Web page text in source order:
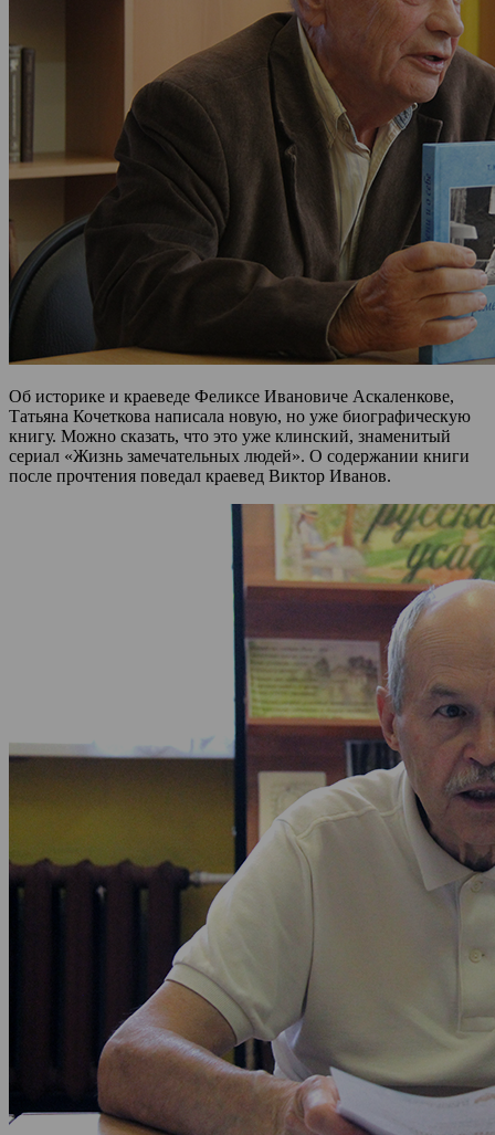
Об историке и краеведе Феликсе Ивановиче Аскаленкове,
Татьяна Кочеткова написала новую, но уже биографическую
книгу. Можно сказать, что это уже клинский, знаменитый
сериал «Жизнь замечательных людей». О содержании книги
после прочтения поведал краевед Виктор Иванов.